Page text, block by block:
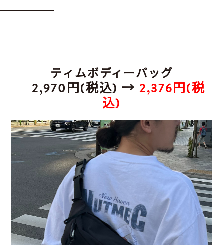
ティムボディーバッグ
2,970円(税込) → 2,376円(税
込)